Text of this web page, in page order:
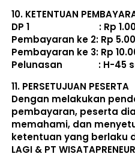
10. KETENTUAN
DP 1                             : Rp
Pembayaran ke 2: Rp
Pembayaran ke 3: Rp
Pelunasan               : H-45
11. PERSETUJUAN PESERTA
Dengan melakukan
pembayaran, peserta
memahami, dan
ketentuan yang berlaku
LAGI & PT